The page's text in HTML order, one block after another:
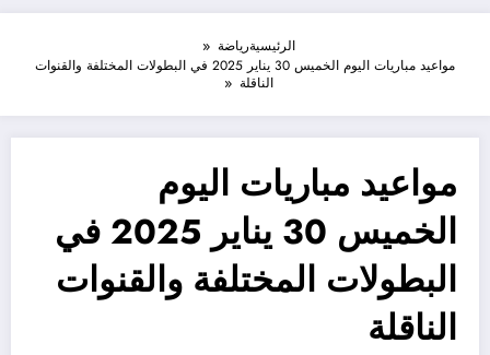
الرئيسيةرياضة
مواعيد مباريات اليوم الخميس 30 يناير 2025 في البطولات المختلفة والقنوات
الناقلة
مواعيد مباريات اليوم
الخميس 30 يناير 2025 في
البطولات المختلفة والقنوات
الناقلة